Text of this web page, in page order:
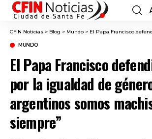
CFIN Noticias > Blog > Mundo > El Papa Francisco defendió la lucha por la igualdad de
MUNDO
El Papa Francisco
por la igualdad de
argentinos somos
siempre”